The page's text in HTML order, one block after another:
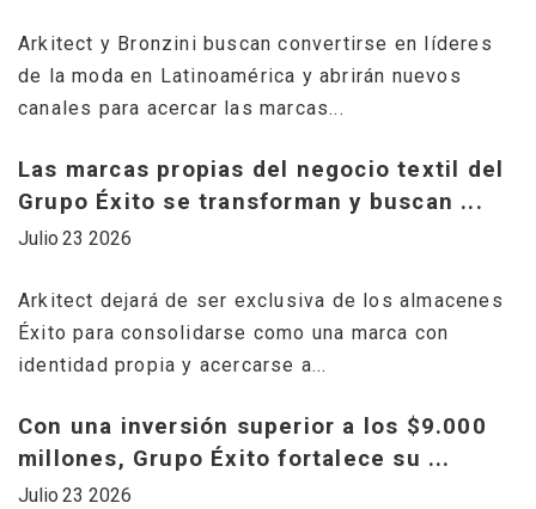
Arkitect y Bronzini buscan convertirse en líderes
de la moda en Latinoamérica y abrirán nuevos
canales para acercar las marcas...
Las marcas propias del negocio textil del
Grupo Éxito se transforman y buscan ...
Arkitect dejará de ser exclusiva de los almacenes
Éxito para consolidarse como una marca con
identidad propia y acercarse a...
Julio 23 2026
Con una inversión superior a los $9.000
millones, Grupo Éxito fortalece su ...
Julio 23 2026